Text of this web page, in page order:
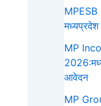
मध्यप्रदेश
MP
आवेदन
MP